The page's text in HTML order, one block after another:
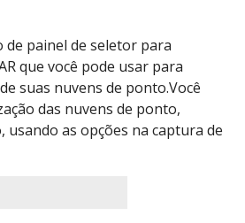
de painel de seletor para
que você pode usar para
suas nuvens de ponto.Você
das nuvens de ponto,
usando as opções na captura de